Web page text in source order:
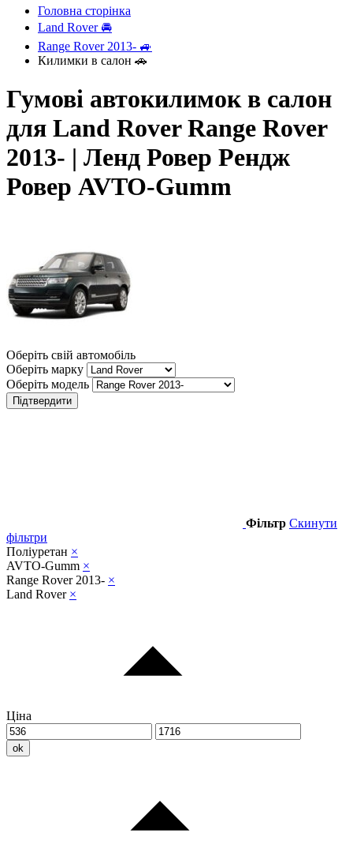
Головна сторінка
Land Rover 🚘
Range Rover 2013- 🚙
Килимки в салон 🚗
Гумові автокилимок в салон
для Land Rover Range Rover
2013- | Ленд Ровер Рендж
Ровер AVTO-Gumm
Оберіть свій автомобіль
Оберіть марку
Оберіть модель
Підтвердити
Фільтр Скинути
фільтри
Поліуретан ×
AVTO-Gumm ×
Range Rover 2013- ×
Land Rover ×
Ціна
ok